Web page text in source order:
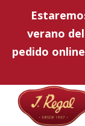
verano
pedido